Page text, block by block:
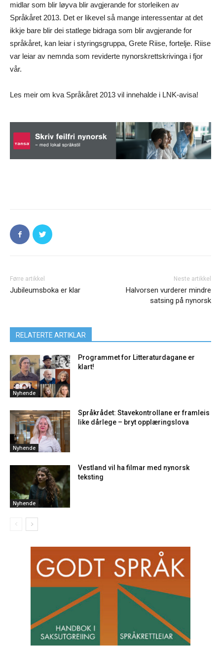
midlar som blir løyva blir avgjerande for storleiken av
Språkåret 2013. Det er likevel så mange interessentar at det
ikkje bare blir dei statlege bidraga som blir avgjerande for
språkåret, kan leiar i styringsgruppa, Grete Riise, fortelje. Riise
var leiar av nemnda som reviderte nynorskrettskrivinga i fjor
vår.
Les meir om kva Språkåret 2013 vil innehalde i LNK-avisa!
Førre artikkel
Jubileumsboka er klar
Neste artikkel
Halvorsen vurderer mindre
satsing på nynorsk
RELATERTE ARTIKLAR
Nyhende
Programmet for Litteraturdagane er
klart!
Nyhende
Språkrådet: Stavekontrollane er framleis
like dårlege – bryt opplæringslova
Nyhende
Vestland vil ha filmar med nynorsk
teksting